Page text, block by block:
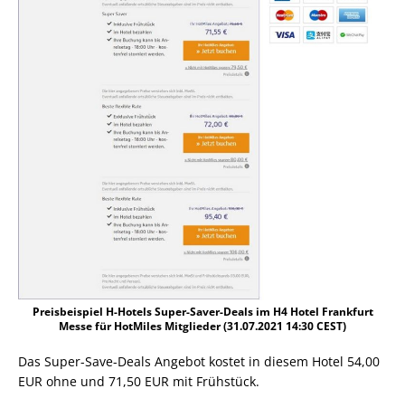
Preisbeispiel H-Hotels Super-Saver-Deals im H4 Hotel Frankfurt
Messe für HotMiles Mitglieder (31.07.2021 14:30 CEST)
Das Super-Save-Deals Angebot kostet in diesem Hotel 54,00
EUR ohne und 71,50 EUR mit Frühstück.